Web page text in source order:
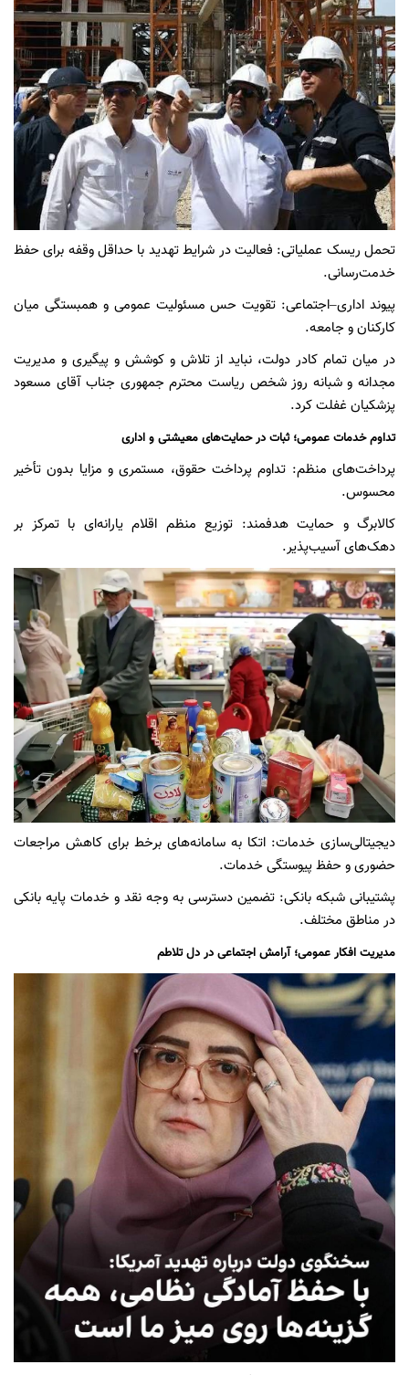
تحمل ریسک عملیاتی: فعالیت در شرایط تهدید با حداقل وقفه برای حفظ
خدمت‌رسانی.
پیوند اداری–اجتماعی: تقویت حس مسئولیت عمومی و همبستگی میان
کارکنان و جامعه.
در میان تمام کادر دولت، نباید از تلاش و کوشش و پیگیری و مدیریت
مجدانه و شبانه روز شخص ریاست محترم جمهوری جناب آقای مسعود
پزشکیان غفلت کرد.
تداوم خدمات عمومی؛ ثبات در حمایت‌های معیشتی و اداری
پرداخت‌های منظم: تداوم پرداخت حقوق، مستمری و مزایا بدون تأخیر
محسوس.
کالابرگ و حمایت هدفمند: توزیع منظم اقلام یارانه‌ای با تمرکز بر
دهک‌های آسیب‌پذیر.
دیجیتالی‌سازی خدمات: اتکا به سامانه‌های برخط برای کاهش مراجعات
حضوری و حفظ پیوستگی خدمات.
پشتیبانی شبکه بانکی: تضمین دسترسی به وجه نقد و خدمات پایه بانکی
در مناطق مختلف.
مدیریت افکار عمومی؛ آرامش اجتماعی در دل تلاطم